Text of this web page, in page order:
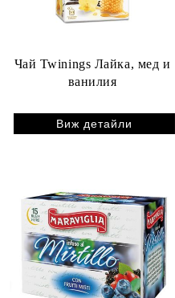
Чай Twinings Лайка, мед и
ванилия
Виж детайли